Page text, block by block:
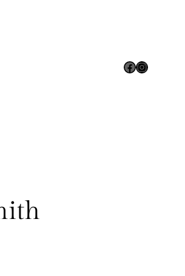
Facebook Instagram